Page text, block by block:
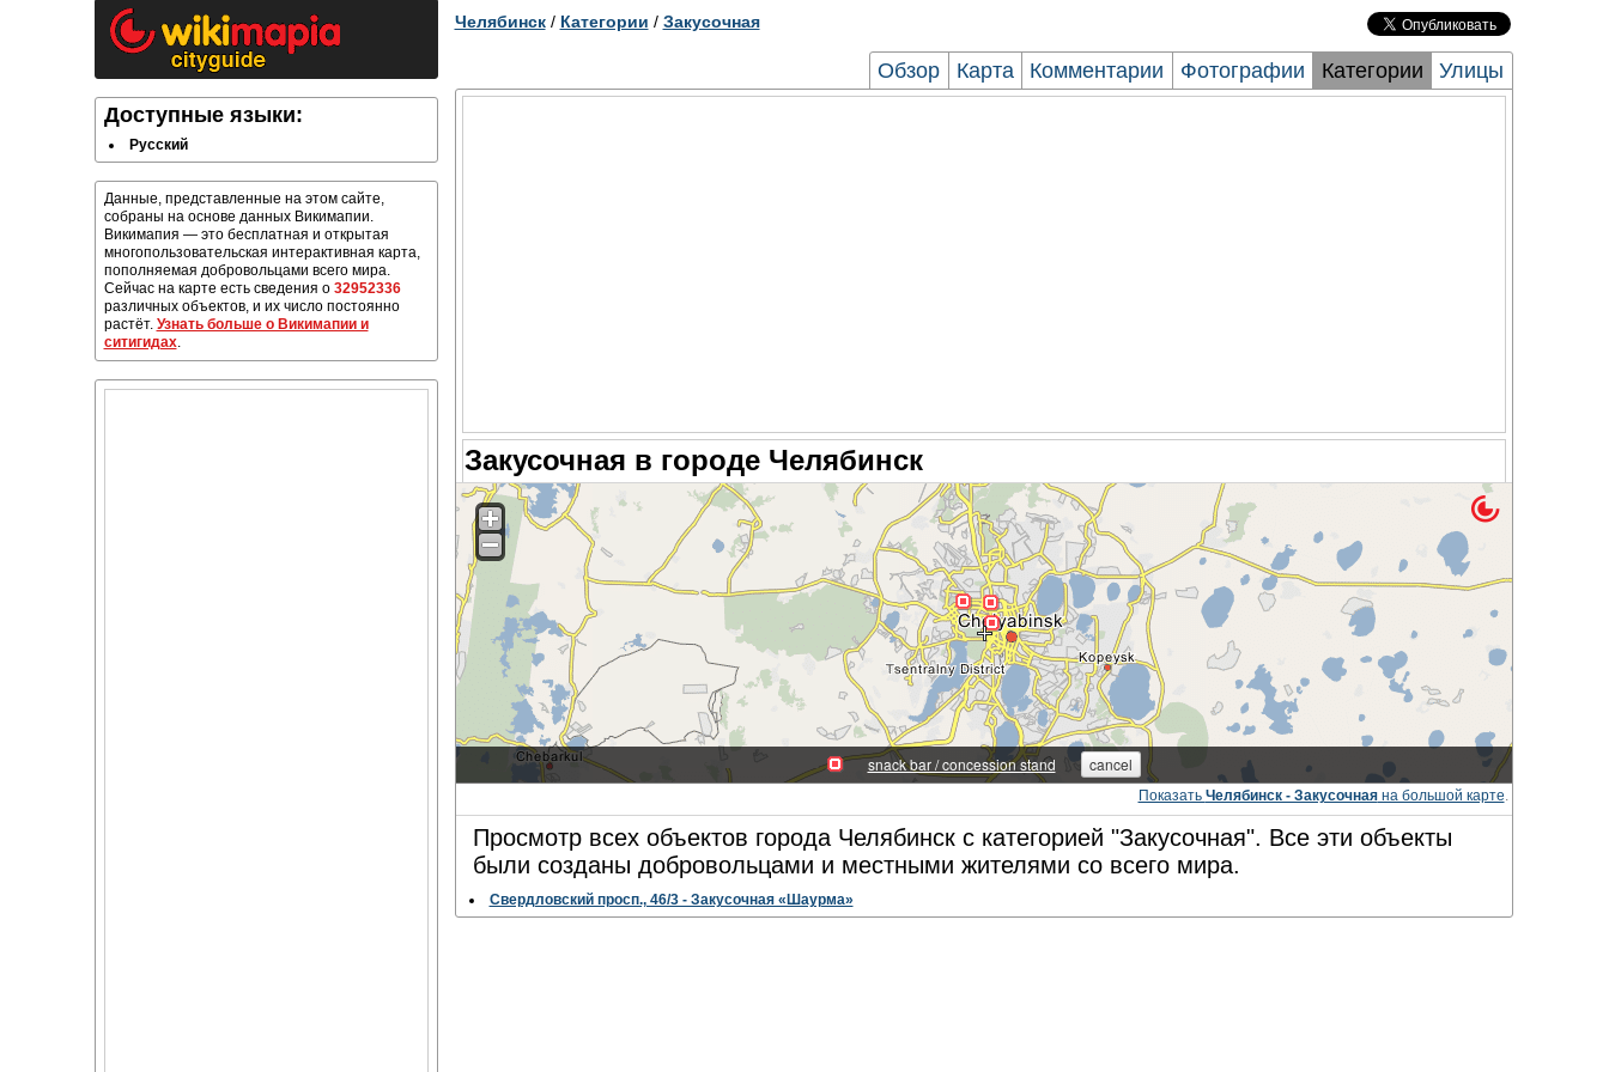
Доступные языки:
Русский
Данные, представленные на этом сайте,
собраны на основе данных Викимапии.
Викимапия — это бесплатная и открытая
многопользовательская интерактивная карта,
пополняемая добровольцами всего мира.
Сейчас на карте есть сведения о 32952336
различных объектов, и их число постоянно
растёт. Узнать больше о Викимапии и
ситигидах.
Челябинск/ Категории / Закусочная
Обзор Карта Комментарии Фотографии Категории Улицы
Закусочная в городе Челябинск
Показать Челябинск - Закусочнаяна большой карте.
Просмотр всех объектов города Челябинск с категорией "Закусочная". Все эти объекты
были созданы добровольцами и местными жителями со всего мира.
Свердловский просп., 46/3 - Закусочная «Шаурма»